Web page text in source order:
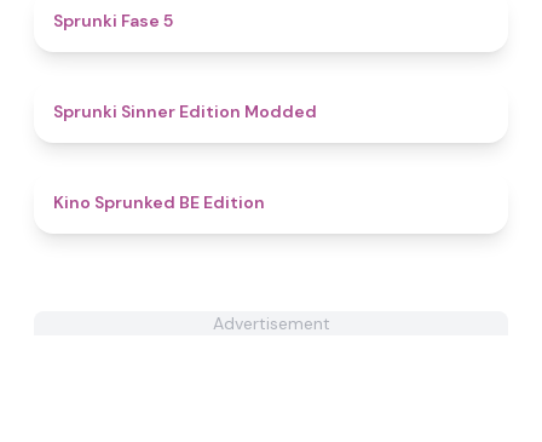
Sprunki Fase 5
Sprunki Sinner Edition Modded
Kino Sprunked BE Edition
Advertisement